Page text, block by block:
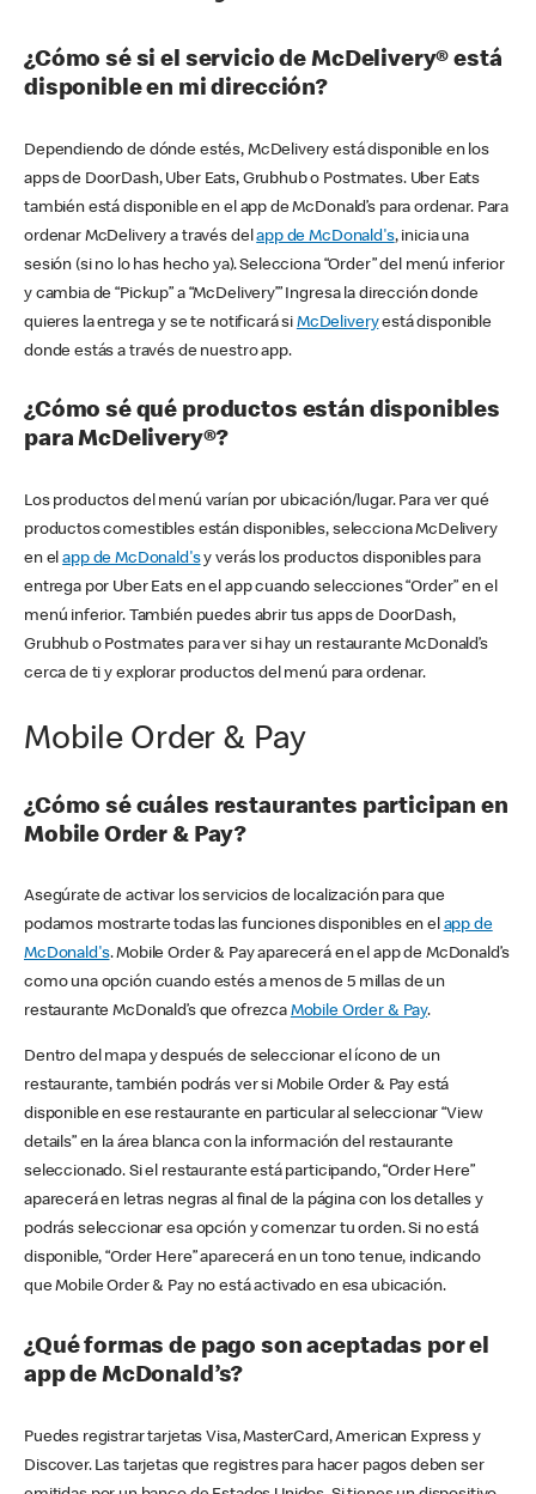
¿Cómo sé si el servicio de McDelivery® está
disponible en mi dirección?
Dependiendo de dónde estés, McDelivery está disponible en los
apps de DoorDash, Uber Eats, Grubhub o Postmates. Uber Eats
también está disponible en el app de McDonald’s para ordenar. Para
ordenar McDelivery a través delapp de McDonald's, inicia una
sesión (si no lo has hecho ya). Selecciona “Order” del menú inferior
y cambia de “Pickup” a “McDelivery’” Ingresa la dirección donde
quieres la entrega y se te notificará si McDeliveryestá disponible
donde estás a través de nuestro app.
¿Cómo sé qué productos están disponibles
para McDelivery®?
Los productos del menú varían por ubicación/lugar. Para ver qué
productos comestibles están disponibles, selecciona McDelivery
en elapp de McDonald'sy verás los productos disponibles para
entrega por Uber Eats en el app cuando selecciones “Order” en el
menú inferior. También puedes abrir tus apps de DoorDash,
Grubhub o Postmates para ver si hay un restaurante McDonald’s
cerca de ti y explorar productos del menú para ordenar.
Mobile Order & Pay
¿Cómo sé cuáles restaurantes participan en
Mobile Order & Pay?
Asegúrate de activar los servicios de localización para que
podamos mostrarte todas las funciones disponibles en el app de
McDonald's. Mobile Order & Pay aparecerá en el app de McDonald’s
como una opción cuando estés a menos de 5 millas de un
restaurante McDonald’s que ofrezca Mobile Order & Pay.
Dentro del mapa y después de seleccionar el ícono de un
restaurante, también podrás ver si Mobile Order & Pay está
disponible en ese restaurante en particular al seleccionar “View
details” en la área blanca con la información del restaurante
seleccionado. Si el restaurante está participando, “Order Here”
aparecerá en letras negras al final de la página con los detalles y
podrás seleccionar esa opción y comenzar tu orden. Si no está
disponible, “Order Here” aparecerá en un tono tenue, indicando
que Mobile Order & Pay no está activado en esa ubicación.
¿Qué formas de pago son aceptadas por el
app de McDonald’s?
Puedes registrar tarjetas Visa, MasterCard, American Express y
Discover. Las tarjetas que registres para hacer pagos deben ser